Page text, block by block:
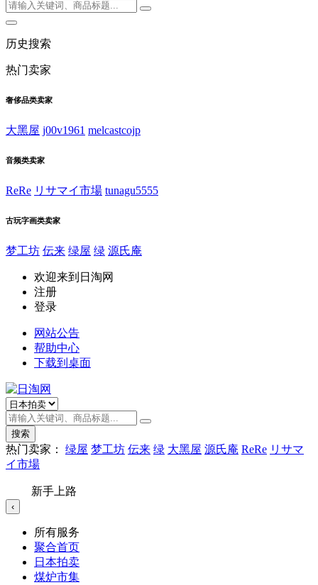
历史搜索
热门卖家
奢侈品类卖家
大黑屋 j00v1961 melcastcojp
音频类卖家
ReRe リサマイ市場 tunagu5555
古玩字画类卖家
梦工坊 伝来 绿屋 绿 源氏庵
欢迎来到日淘网
注册
登录
网站公告
帮助中心
下载到桌面
搜索
热门卖家： 绿屋 梦工坊 伝来 绿 大黑屋 源氏庵 ReRe リサマ
イ市場
新手上路
‹
所有服务
聚合首页
日本拍卖
煤炉市集